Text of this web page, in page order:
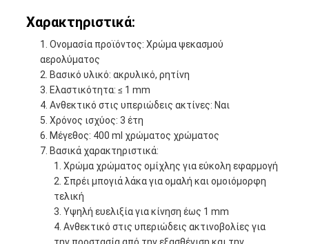
Χαρακτηριστικά:
Ονομασία προϊόντος: Χρώμα ψεκασμού
αερολύματος
Βασικό υλικό: ακρυλικό, ρητίνη
Ελαστικότητα: ≤ 1 mm
Ανθεκτικό στις υπεριώδεις ακτίνες: Ναι
Χρόνος ισχύος: 3 έτη
Μέγεθος: 400 ml χρώματος χρώματος
Βασικά χαρακτηριστικά:
Χρώμα χρώματος ομίχλης για εύκολη εφαρμογή
Σπρέι μπογιά λάκα για ομαλή και ομοιόμορφη
τελική
Υψηλή ευελιξία για κίνηση έως 1 mm
Ανθεκτικό στις υπεριώδεις ακτινοβολίες για